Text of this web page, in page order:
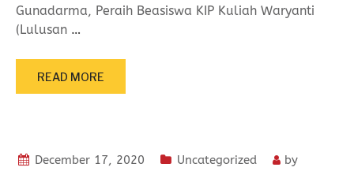
Gunadarma, Peraih Beasiswa KIP Kuliah Waryanti
(Lulusan …
READ MORE
December 17, 2020 Uncategorized
by